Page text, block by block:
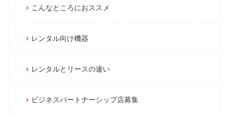
こんなところにおススメ
レンタル向け機器
レンタルとリースの違い
ビジネスパートナーシップ店募集